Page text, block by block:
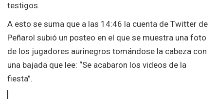
testigos.
A esto se suma que a las 14:46 la cuenta de Twitter de
Peñarol subió un posteo en el que se muestra una foto
de los jugadores aurinegros tomándose la cabeza con
una bajada que lee: “Se acabaron los videos de la
fiesta”.